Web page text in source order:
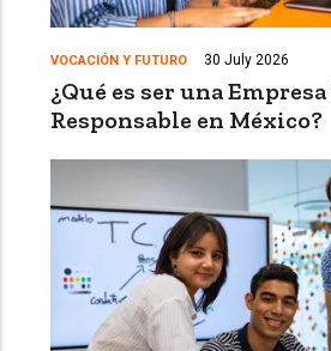
VOCACIÓN Y FUTURO 30 July 2026
¿Qué es ser una
Responsable en México?